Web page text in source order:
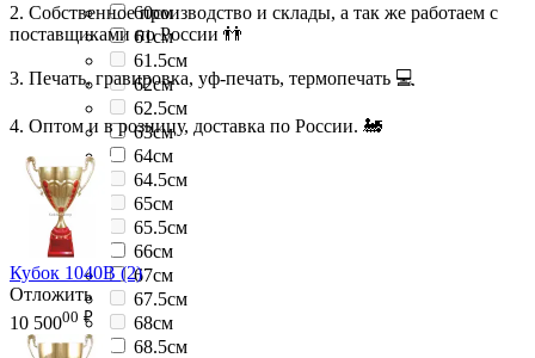
60см
61см
61.5см
62см
62.5см
63см
64см
64.5см
65см
65.5см
66см
67см
67.5см
68см
68.5см
2. Собственное производство и склады, а так же работаем с
поставщиками по России 👬
3. Печать, гравировка, уф-печать, термопечать 💻
4. Оптом и в розницу, доставка по России. 🚂
Кубок 1040B (2)
Отложить
10 50000 ₽